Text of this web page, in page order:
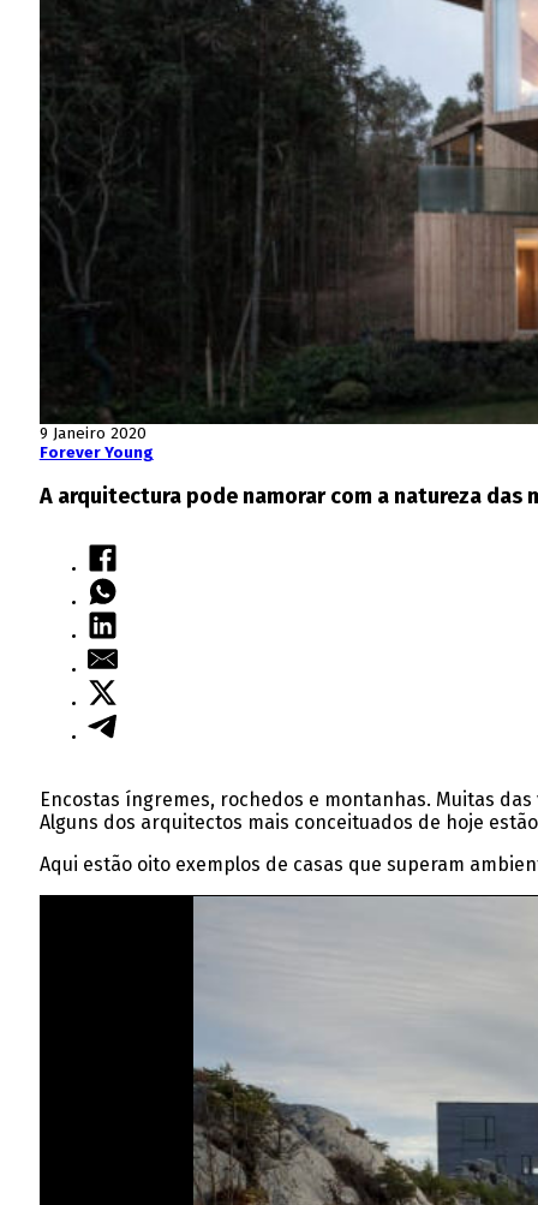
9 Janeiro 2020
Forever Young
A arquitectura pode namorar com a natureza das
Encostas íngremes, rochedos e montanhas. Muitas
Alguns dos arquitectos mais conceituados de hoje
Aqui estão oito exemplos de casas que superam